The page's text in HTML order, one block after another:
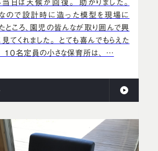
日は天候が回復。 助かりました。
ので設計時に造った模型を現場に
ところ、園児の皆んなが取り囲んで興
てくれました。 とても喜んでもらえた
10名定員の小さな保育所は、 …